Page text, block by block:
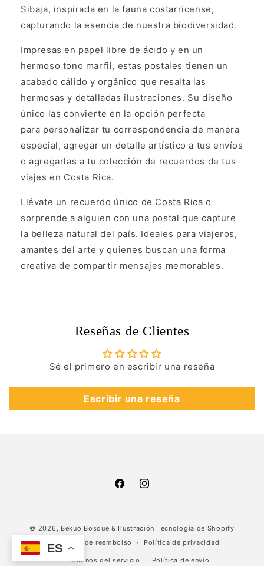
Sibaja, inspirada en la fauna costarricense,
capturando la esencia de nuestra biodiversidad.
Impresas en papel libre de ácido y en un
hermoso tono marfil, estas postales tienen un
acabado cálido y orgánico que resalta las
hermosas y detalladas ilustraciones. Su diseño
único las convierte en la opción perfecta
para personalizar tu correspondencia de manera
especial, agregar un detalle artístico a tus envíos
o agregarlas a tu colección de recuerdos de tus
viajes en Costa Rica.
Llévate un recuerdo único de Costa Rica o
sorprende a alguien con una postal que capture
la belleza natural del país. Ideales para viajeros,
amantes del arte y quienes buscan una forma
creativa de compartir mensajes memorables.
Reseñas de Clientes
Sé el primero en escribir una reseña
Escribir una reseña
FacebookInstagram
© 2026, Bëkuö Bosque & Ilustración Tecnología de Shopify
Política de reembolso
Política de privacidad
Términos del servicio Política de envío
ES